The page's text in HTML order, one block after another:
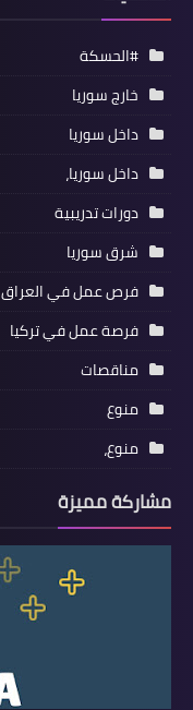
#الحسكة
خارج سوريا
داخل سوريا
داخل سوريا،
دورات تدريبية
شرق سوريا
فرص عمل في العراق
فرصة عمل في تركيا
مناقصات
منوع
منوع،
مشاركة مميزة